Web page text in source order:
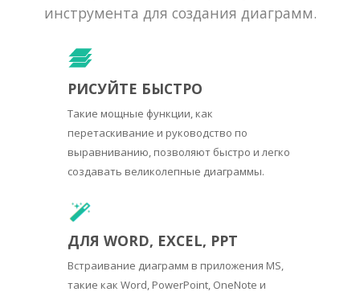
инструмента для создания диаграмм.
РИСУЙТЕ БЫСТРО
Такие мощные функции, как
перетаскивание и руководство по
выравниванию, позволяют быстро и легко
создавать великолепные диаграммы.
ДЛЯ WORD, EXCEL, PPT
Встраивание диаграмм в приложения MS,
такие как Word, PowerPoint, OneNote и